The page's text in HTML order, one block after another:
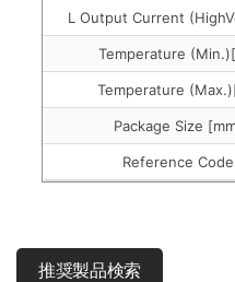
L Output Current
Temperature
Temperature
Package Size
Reference Code
推奨製品検索